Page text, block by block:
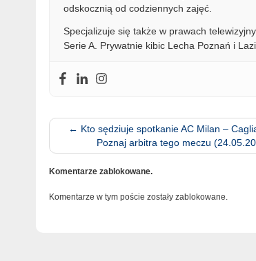
odskocznią od codziennych zajęć.
Specjalizuje się także w prawach
Serie A. Prywatnie kibic Lecha Poznań i
← Kto sędziuje spotkanie AC Milan –
Poznaj arbitra tego meczu
Komentarze zablokowane.
Komentarze w tym poście zostały zablokowane.